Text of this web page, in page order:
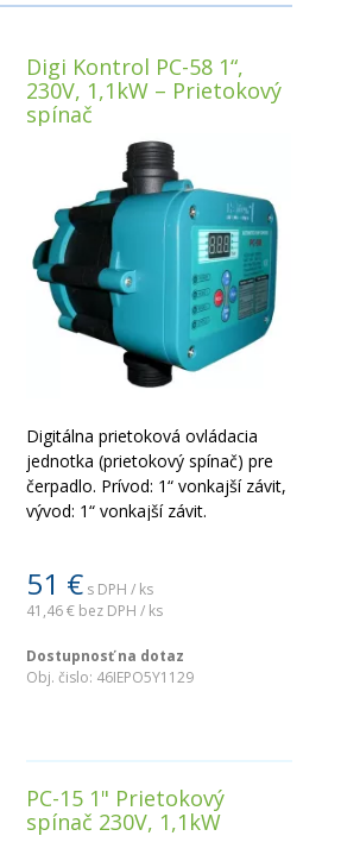
Digi Kontrol PC-58 1“,
230V, 1,1kW – Prietokový
spínač
Digitálna prietoková ovládacia
jednotka (prietokový spínač) pre
čerpadlo. Prívod: 1“ vonkajší závit,
vývod: 1“ vonkajší závit.
51 € s DPH / ks
41,46 € bez DPH / ks
Dostupnosť na dotaz
Obj. čislo: 46IEPO5Y1129
PC-15 1" Prietokový
spínač 230V, 1,1kW